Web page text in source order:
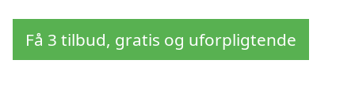
Få 3 tilbud, gratis og uforpligtende